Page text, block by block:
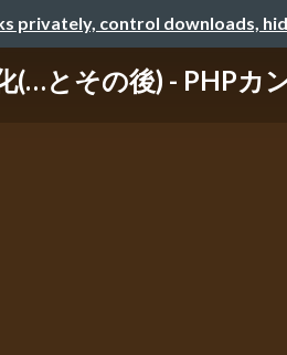
privately, control downloads,
(…とその後) - PHPカ